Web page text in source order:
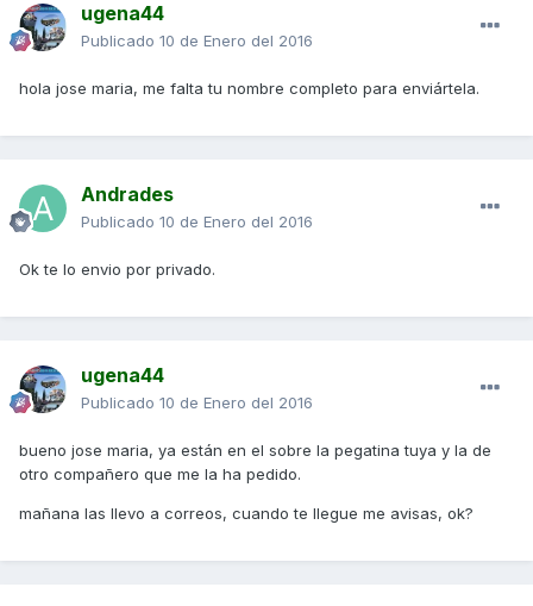
ugena44
Publicado 10 de Enero del 2016
hola jose maria, me falta tu nombre completo para enviártela.
Andrades
Publicado 10 de Enero del 2016
Ok te lo envio por privado.
ugena44
Publicado 10 de Enero del 2016
bueno jose maria, ya están en el sobre la pegatina tuya y la de
otro compañero que me la ha pedido.
mañana las llevo a correos, cuando te llegue me avisas, ok?